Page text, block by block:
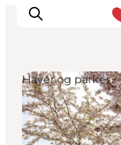
Oplevelser
Byer & Steder
Haver og parker